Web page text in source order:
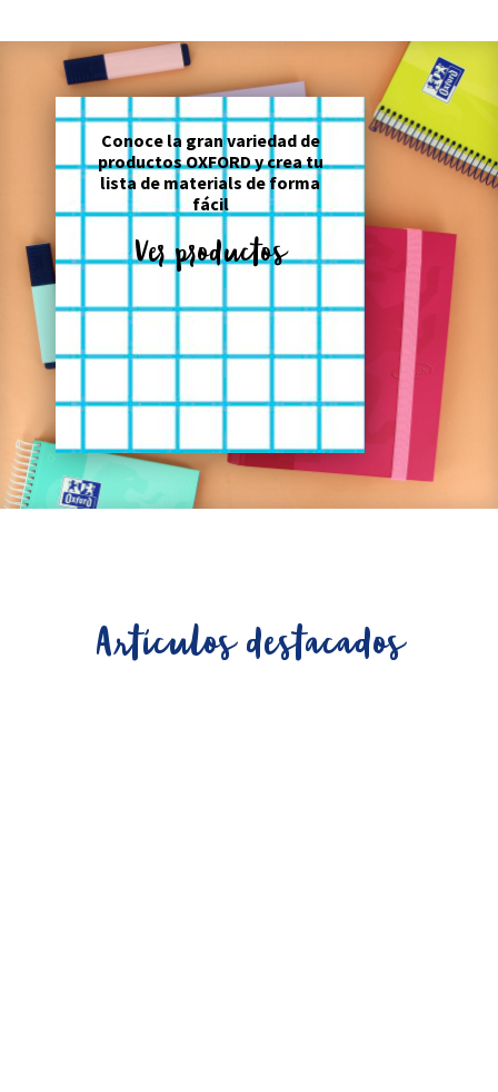
Conoce la gran variedad de
productos OXFORD y crea tu
lista de materials de forma
fácil
Ver productos
Artículos destacados